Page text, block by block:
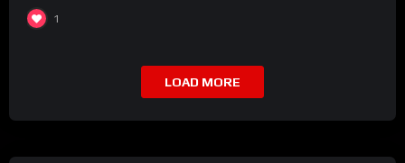
1
LOAD MORE